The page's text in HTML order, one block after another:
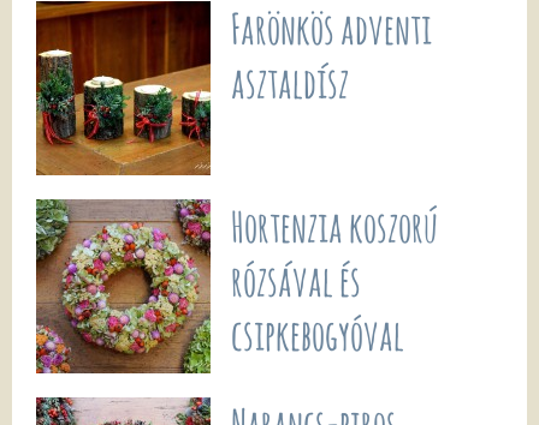
Farönkös adventi
asztaldísz
Hortenzia koszorú
rózsával és
csipkebogyóval